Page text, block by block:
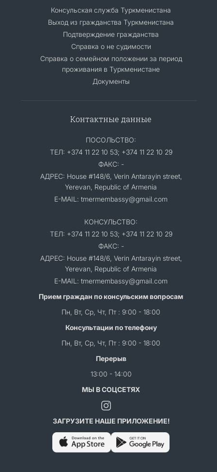
Консульская служба Туркменистана
Выход из гражданства Туркменистана
Подтверждение гражданства
Справка о не судимости
Справка о семейном положении за период
проживания в Туркменистане
Документы
Контактные данные
ПОСОЛЬСТВО:
ТЕЛ: +374 11 22 10 53; +374 11 22 10 29
ФАКС: -
АДРЕС: House #148/6, Verin Antarayin street,
Yerevan, Republic of Armenia
E-MAIL: tmermembassy@gmail.com
КОНСУЛЬСТВО:
ТЕЛ: +374 11 22 10 53; +374 11 22 10 29
ФАКС: -
АДРЕС: House #148/6, Verin Antarayin street,
Yerevan, Republic of Armenia
E-MAIL: tmermembassy@gmail.com
Прием граждан по консульским вопросам
Пн, Вт, Ср, Чт, Пт : 9:00 - 18:00
Консультации по телефону
Пн, Вт, Ср, Чт, Пт : 9:00 - 18:00
Перерыв
13:00 - 14:00
МЫ В СОЦСЕТЯХ
ЗАГРУЗИТЕ НАШЕ ПРИЛОЖЕНИЕ!